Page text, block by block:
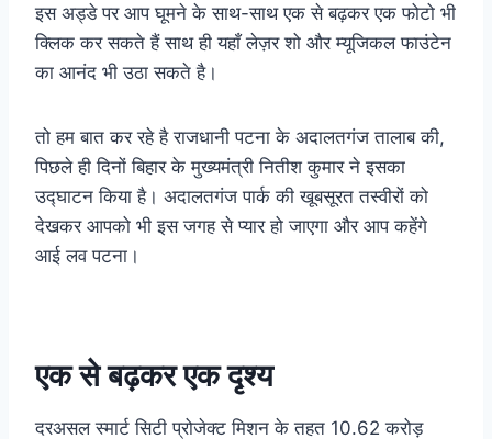
इस अड्डे पर आप घूमने के साथ-साथ एक से बढ़कर एक फोटो भी
क्लिक कर सकते हैं साथ ही यहाँ लेज़र शो औरम्यूजिकलफाउंटेन
का आनंद भी उठा सकते है।
तो हम बात कर रहे है राजधानी पटना के अदालतगंज तालाब की,
पिछले ही दिनों बिहार के मुख्यमंत्री नितीश कुमार ने इसका
उद्घाटन किया है। अदालतगंज पार्क की खूबसूरत तस्वीरों को
देखकर आपको भी इस जगह से प्यार हो जाएगा और आप कहेंगे
आई लव पटना।
एक से बढ़कर एक दृश्य
दरअसल स्मार्ट सिटी प्रोजेक्ट मिशन के तहत 10.62 करोड़